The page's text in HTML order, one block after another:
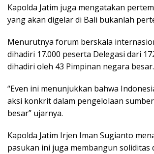
Kapolda Jatim juga mengatakan
yang akan digelar di Bali bukanlah
Menurutnya forum berskala
dihadiri 17.000 peserta Delegasi dari
dihadiri oleh 43 Pimpinan negara besar.
“Even ini menunjukkan bahwa
aksi konkrit dalam pengelolaan
besar” ujarnya.
Kapolda Jatim Irjen Iman Sugianto
pasukan ini juga membangun soliditas